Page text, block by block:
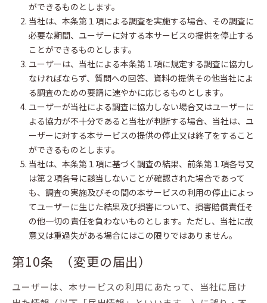
ができるものとします。
当社は、本条第１項による調査を実施する場合、その調査に
必要な期間、ユーザーに対する本サービスの提供を停止する
ことができるものとします。
ユーザーは、当社による本条第１項に規定する調査に協力し
なければならず、質問への回答、資料の提供その他当社によ
る調査のための要請に速やかに応じるものとします。
ユーザーが当社による調査に協力しない場合又はユーザーに
よる協力が不十分であると当社が判断する場合、当社は、ユ
ーザーに対する本サービスの提供の停止又は終了をすること
ができるものとします。
当社は、本条第１項に基づく調査の結果、前条第１項各号又
は第２項各号に該当しないことが確認された場合であって
も、調査の実施及びその間の本サービスの利用の停止によっ
てユーザーに生じた結果及び損害について、損害賠償責任そ
の他一切の責任を負わないものとします。ただし、当社に故
意又は重過失がある場合にはこの限りではありません。
第10条 （変更の届出）
ユーザーは、本サービスの利用にあたって、当社に届け